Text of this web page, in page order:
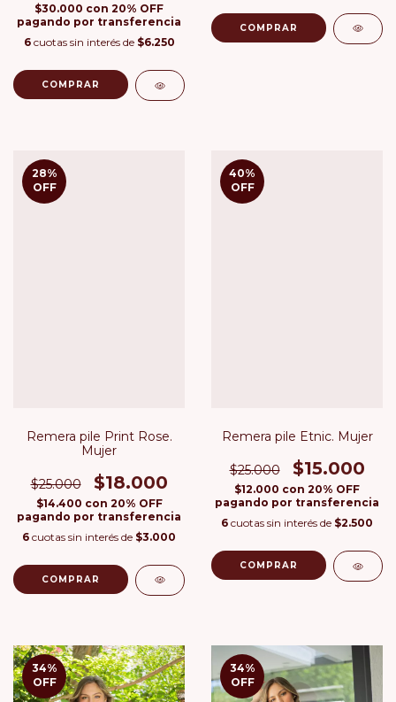
$30.000 con 20% OFF
pagando por transferencia
6 cuotas sin interés de $6.250
COMPRAR
COMPRAR
28%
OFF
Remera pile Print Rose.
Mujer
$25.000 $18.000
$14.400 con 20% OFF
pagando por transferencia
6 cuotas sin interés de $3.000
COMPRAR
40%
OFF
Remera pile Etnic. Mujer
$25.000 $15.000
$12.000 con 20% OFF
pagando por transferencia
6 cuotas sin interés de $2.500
COMPRAR
34%
OFF
34%
OFF